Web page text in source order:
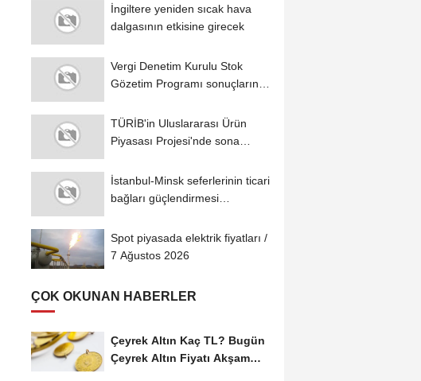
İngiltere yeniden sıcak hava
dalgasının etkisine girecek
Vergi Denetim Kurulu Stok
Gözetim Programı sonuçlarını
TÜRİB'in Uluslararası Ürün
Piyasası Projesi'nde sona
İstanbul-Minsk seferlerinin ticari
bağları güçlendirmesi
Spot piyasada elektrik fiyatları /
7 Ağustos 2026
ÇOK OKUNAN HABERLER
Çeyrek Altın Kaç TL? Bugün
Çeyrek Altın Fiyatı Akşam